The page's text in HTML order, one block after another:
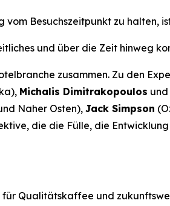
Besuchszeitpunkt zu halten,
und über die Zeit hinweg
zusammen. Zu den
Michalis Dimitrakopoulos und
Naher Osten), Jack Simpson
die die Fülle, die
Qualitätskaffee und